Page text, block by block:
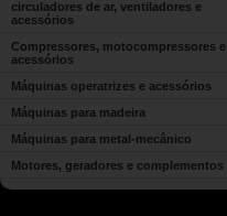
circuladores de ar, ventiladores e
acessórios
Compressores, motocompressores e
acessórios
Máquinas operatrizes e acessórios
Máquinas para madeira
Máquinas para metal-mecânico
Motores, geradores e complementos